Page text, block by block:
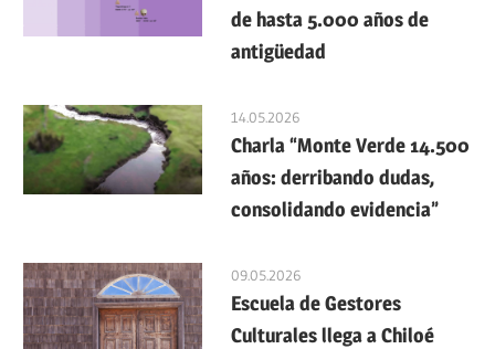
de hasta 5.000 años de
antigüedad
14.05.2026
Charla “Monte Verde 14.500
años: derribando dudas,
consolidando evidencia”
09.05.2026
Escuela de Gestores
Culturales llega a Chiloé